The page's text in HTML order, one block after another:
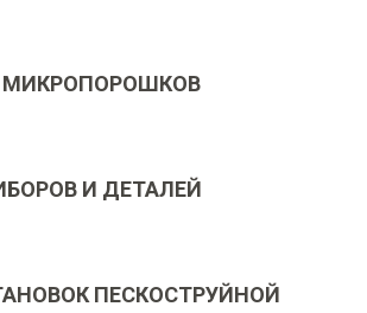
МИКРОПОРОШКОВ
И ДЕТАЛЕЙ
ПЕСКОСТРУЙНОЙ